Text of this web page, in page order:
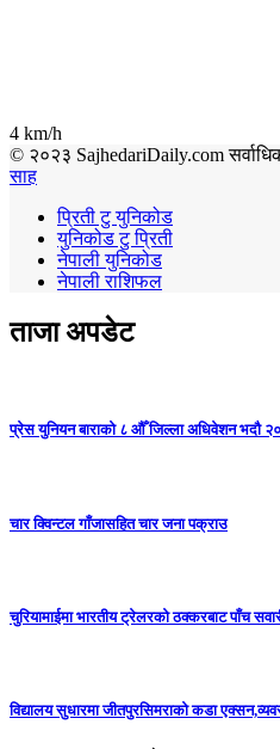
4 km/h
© २०२३ SajhedariDaily.com
साह
प्रिती टु युनिकोड
युनिकोड टु प्रिती
नेपाली युनिकोड
नेपाली राशिफल
ताजा अपडेट
प्रेस युनियन बाराको ८ औँ जिल्ला अधिवेशन भदौ
चार क्विन्टल गाँजासहित चार जना पक्राउ
चुरियामाईमा भारतीय ट्रेलरको ठक्करबाट पाँच
विद्यालय सुधारमा जीतपुरसिमराको कडा